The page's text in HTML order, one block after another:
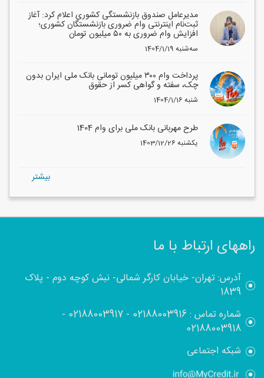
مدیرعامل صندوق بازنشستگی کشوری اعلام کرد: آغاز
ثبت‌نام اینترنتی وام ضروری بازنشستگان کشوری؛
افزایش وام ضروری به ۵۰ میلیون تومان
1404/1/19 سه‌شنبه
پرداخت وام ۳۰۰ میلیون تومانی بانک ملی ایران بدون
چک، سفته و گواهی کسر از حقوق
1404/1/16 شنبه
طرح مهربانی بانک ملی برای وام 1404
1403/12/26 یکشنبه
بيشتر
راههای ارتباط با ما
آدرس: تهران- خیابان کارگر شمالی- نبش کوچه دوم - پلاک
1839
شماره تماس :02188003916
-
02188003917
-
02188003918
شبکه اجتماعی